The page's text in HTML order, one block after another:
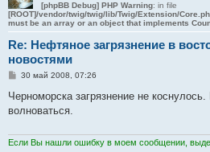
[phpBB Debug] PHP Warning: in file
[ROOT]/vendor/twig/twig/lib/Twig/Extension/
must be an array or an object that implements
Re: Нефтяное загрязнение в
новостями
С
о
б
щ
и
30 май 2008, 07:26
Черноморска загрязнение не
волноваться.
Если Вы нашли ошибку в моем сообщении,